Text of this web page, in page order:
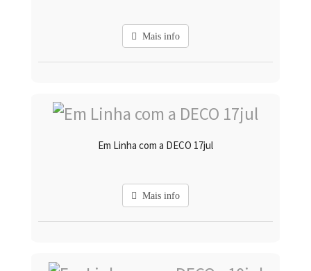
Mais info
Em Linha com a DECO 17jul
Mais info